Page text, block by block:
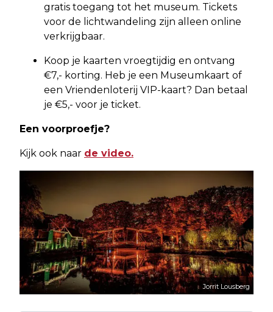
gratis toegang tot het museum. Tickets
voor de lichtwandeling zijn alleen online
verkrijgbaar.
Koop je kaarten vroegtijdig en ontvang
€7,- korting. Heb je een Museumkaart of
een Vriendenloterij VIP-kaart? Dan betaal
je €5,- voor je ticket.
Een voorproefje?
Kijk ook naar de video.
Jorrit Lousberg